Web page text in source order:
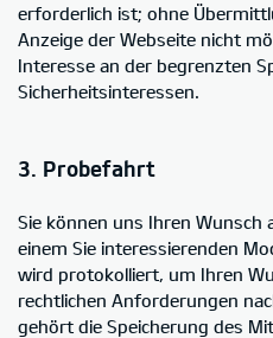
erforderlich ist; ohne
Anzeige der Webseite nicht
Interesse an der begrenzten
Sicherheitsinteressen.
3. Probefahrt
Sie können uns Ihren
einem Sie interessierenden
wird protokolliert, um Ihren
rechtlichen Anforderungen
gehört die Speicherung des